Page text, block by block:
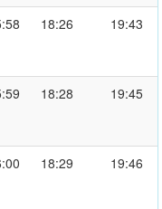
18:26 19:43
18:28 19:45
18:29 19:46